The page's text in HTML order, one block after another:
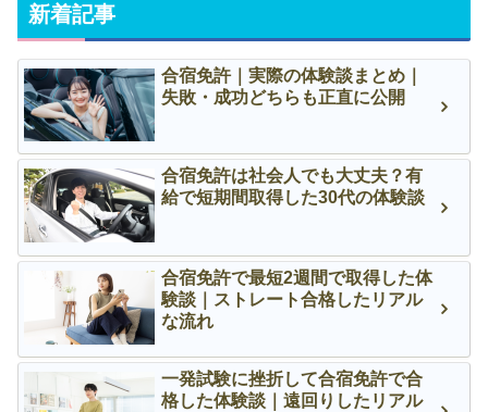
新着記事
合宿免許｜実際の体験談まとめ｜
失敗・成功どちらも正直に公開
合宿免許は社会人でも大丈夫？有
給で短期間取得した30代の体験談
合宿免許で最短2週間で取得した体
験談｜ストレート合格したリアル
な流れ
一発試験に挫折して合宿免許で合
格した体験談｜遠回りしたリアル